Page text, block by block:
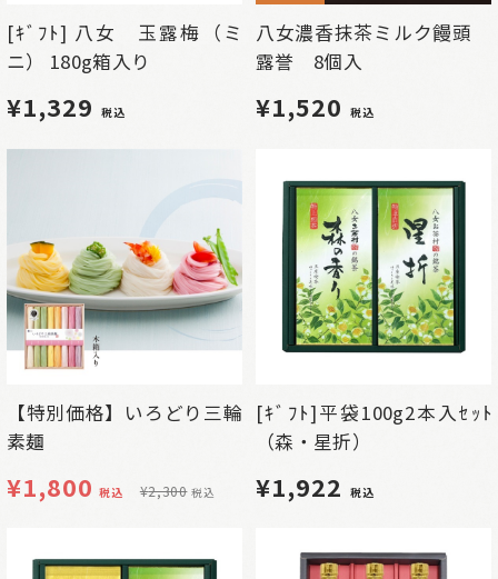
[ｷﾞﾌﾄ] 八女 玉露梅（ミ
ニ） 180g箱入り
¥1,329 税込
八女濃香抹茶ミルク饅頭
露誉 8個入
¥1,520 税込
【特別価格】いろどり三輪
素麺
¥1,800 税込 ¥2,300 税込
[ｷﾞﾌﾄ]平袋100g2本入ｾｯﾄ
（森・星折）
¥1,922 税込